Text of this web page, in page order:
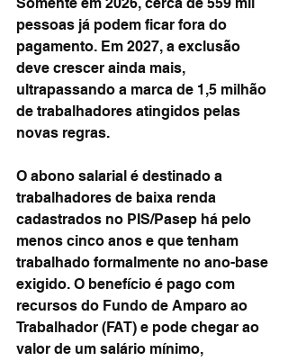
pessoas já podem ficar fora do
pagamento. Em 2027, a exclusão
deve crescer ainda mais,
ultrapassando a marca de 1,5 milhão
de trabalhadores atingidos pelas
novas regras.
O abono salarial é destinado a
trabalhadores de baixa renda
cadastrados no PIS/Pasep há pelo
menos cinco anos e que tenham
trabalhado formalmente no ano-base
exigido. O benefício é pago com
recursos do Fundo de Amparo ao
Trabalhador (FAT) e pode chegar ao
valor de um salário mínimo,